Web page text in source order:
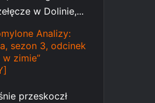
w Dolinie,...
Analizy:
sezon 3, odcinek
w zimie”
przeskoczł